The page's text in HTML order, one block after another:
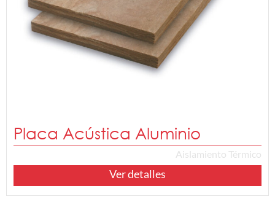
Placa Acústica Aluminio
Aislamiento Térmico
Ver detalles